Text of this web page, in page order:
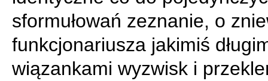
sformułowań zeznanie, o
funkcjonariusza jakimiś
wiązankami wyzwisk i